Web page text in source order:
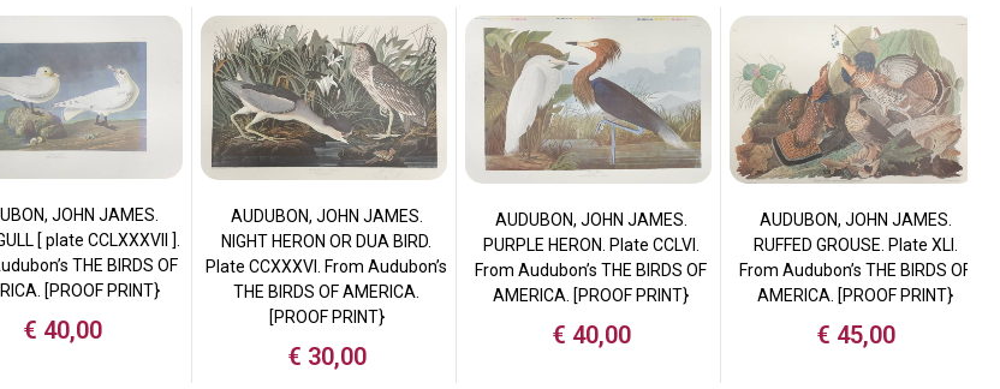
JOHN JAMES.
[ plate CCLXXXVII ].
THE BIRDS OF
[PROOF PRINT}
€ 40,00
AUDUBON, JOHN JAMES.
NIGHT HERON OR DUA BIRD.
Plate CCXXXVI. From Audubon’s
THE BIRDS OF AMERICA.
[PROOF PRINT}
€ 30,00
AUDUBON, JOHN JAMES.
PURPLE HERON. Plate CCLVI.
From Audubon’s THE BIRDS OF
AMERICA. [PROOF PRINT}
€ 40,00
AUDUBON, JOHN JAMES.
RUFFED GROUSE. Plate XLI.
From Audubon’s THE BIRDS OF
AMERICA. [PROOF PRINT}
€ 45,00